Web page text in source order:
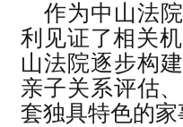
作为中山法
利见证了相关
山法院逐步构
亲子关系评估
套独具特色的家